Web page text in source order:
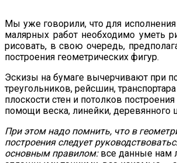
Мы уже говорили, что для
малярных работ необходимо уметь
рисовать, в свою очередь,
построения геометрических фигур.
Эскизы на бумаге вычерчивают при
треугольников, рейсшин,
плоскости стен и потолков
помощи веска, линейки, деревянного
При этом надо помнить, что в
построения следует
основным правилом:все данные нам